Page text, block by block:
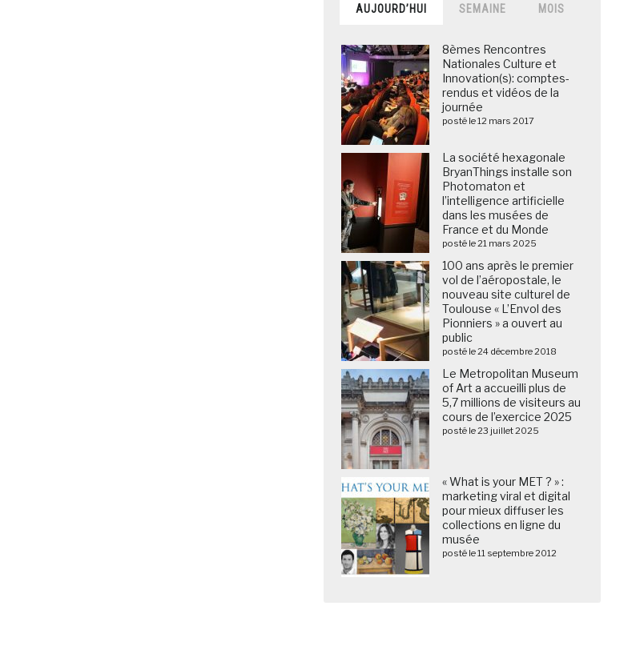
AUJOURD’HUI SEMAINE MOIS
8èmes Rencontres
Nationales Culture et
Innovation(s): comptes-
rendus et vidéos de la
journée
posté le 12 mars 2017
La société hexagonale
BryanThings installe son
Photomaton et
l’intelligence artificielle
dans les musées de
France et du Monde
posté le 21 mars 2025
100 ans après le premier
vol de l’aéropostale, le
nouveau site culturel de
Toulouse « L’Envol des
Pionniers » a ouvert au
public
posté le 24 décembre 2018
Le Metropolitan Museum
of Art a accueilli plus de
5,7 millions de visiteurs au
cours de l’exercice 2025
posté le 23 juillet 2025
« What is your MET ? » :
marketing viral et digital
pour mieux diffuser les
collections en ligne du
musée
posté le 11 septembre 2012